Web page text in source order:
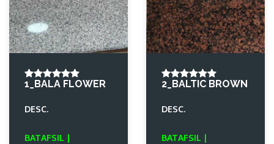
1_BALA FLOWER
DESC.
BATAFSIL |
2_BALTIC BROWN
DESC.
BATAFSIL |